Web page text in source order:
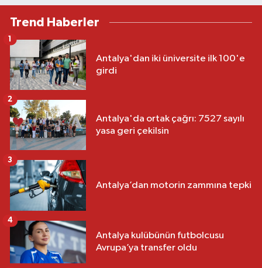
Trend Haberler
Antalya'dan iki üniversite ilk 100'e
girdi
1
Antalya'da ortak çağrı: 7527 sayılı
yasa geri çekilsin
2
Antalya’dan motorin zammına tepki
3
Antalya kulübünün futbolcusu
Avrupa’ya transfer oldu
4